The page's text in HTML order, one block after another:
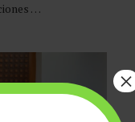
…
×